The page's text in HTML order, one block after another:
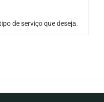
de serviço que deseja.